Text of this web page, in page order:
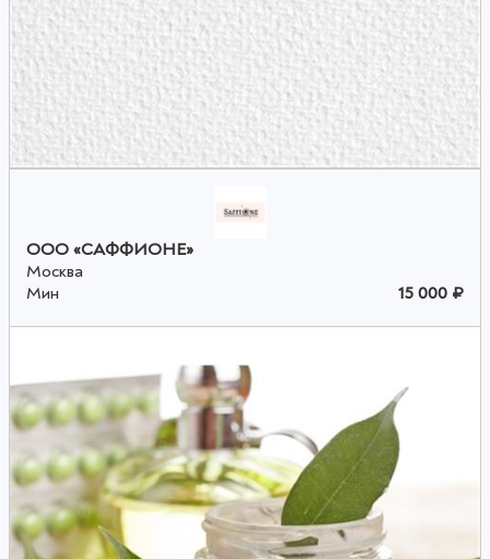
ООО «САФФИОНЕ»
Москва
Мин
15 000 ₽